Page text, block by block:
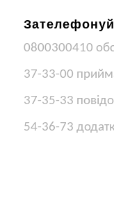
0800300410
37-33-00
37-35-33
54-36-73